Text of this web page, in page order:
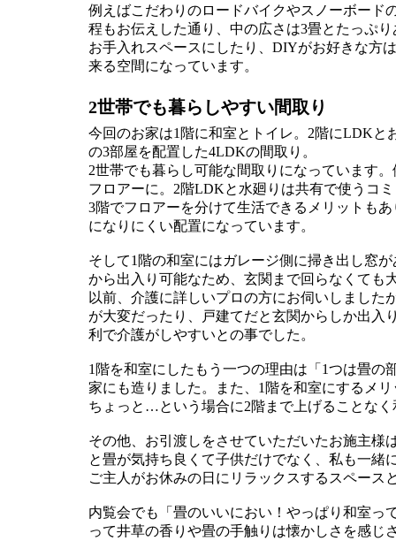
例えばこだわりのロードバイクやスノーボード
程もお伝えした通り、中の広さは3畳とたっぷ
お手入れスペースにしたり、DIYがお好きな方
来る空間になっています。
2世帯でも暮らしやすい間取り
今回のお家は1階に和室とトイレ。2階にLDKと
の3部屋を配置した4LDKの間取り。
2世帯でも暮らし可能な間取りになっています
フロアーに。2階LDKと水廻りは共有で使うコ
3階でフロアーを分けて生活できるメリットも
になりにくい配置になっています。
そして1階の和室にはガレージ側に掃き出し窓
から出入り可能なため、玄関まで回らなくても
以前、介護に詳しいプロの方にお伺いしまし
が大変だったり、戸建てだと玄関からしか出入
利で介護がしやすいとの事でした。
1階を和室にしたもう一つの理由は「1つは畳
家にも造りました。また、1階を和室にするメ
ちょっと…という場合に2階まで上げることな
その他、お引渡しをさせていただいたお施主様
と畳が気持ち良くて子供だけでなく、私も一緒
ご主人がお休みの日にリラックスするスペース
内覧会でも「畳のいいにおい！やっぱり和室っ
って井草の香りや畳の手触りは懐かしさを感じ